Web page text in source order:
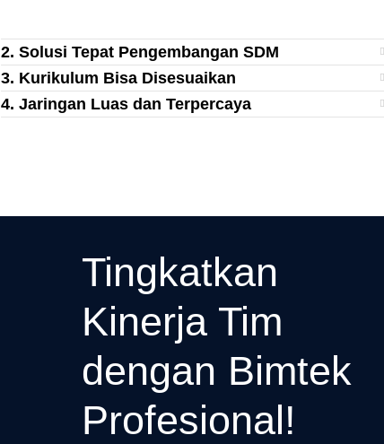
2. Solusi Tepat Pengembangan SDM
3. Kurikulum Bisa Disesuaikan
4. Jaringan Luas dan Terpercaya
Tingkatkan
Kinerja Tim
dengan Bimtek
Profesional!